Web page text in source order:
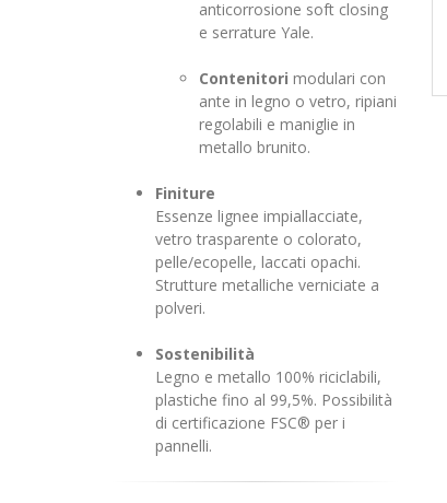
anticorrosione soft closing
e serrature Yale.
Contenitori modulari con
ante in legno o vetro, ripiani
regolabili e maniglie in
metallo brunito.
Finiture
Essenze lignee impiallacciate,
vetro trasparente o colorato,
pelle/ecopelle, laccati opachi.
Strutture metalliche verniciate a
polveri.
Sostenibilità
Legno e metallo 100% riciclabili,
plastiche fino al 99,5%. Possibilità
di certificazione FSC® per i
pannelli.